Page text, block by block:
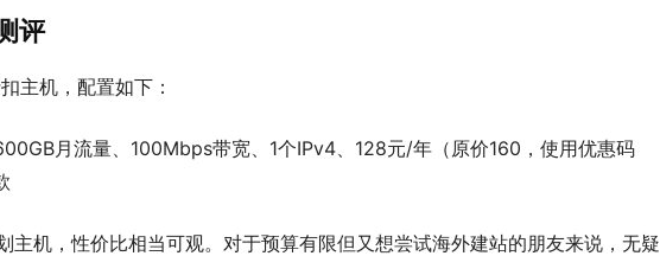
评
主机，配置如下：
月流量、100Mbps带宽、1个IPv4、128元/年（原价160，使用优惠码
主机，性价比相当可观。对于预算有限但又想尝试海外建站的朋友来说，无疑